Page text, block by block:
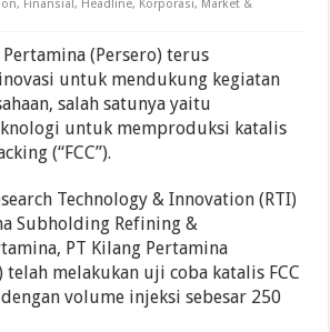
, Finansial, Headline, Korporasi, Market &
(Persero) terus
untuk mendukung kegiatan
salah satunya yaitu
untuk memproduksi katalis
(“FCC”).
Technology & Innovation (RTI)
Subholding Refining &
PT Kilang Pertamina
telah melakukan uji coba katalis FCC
volume injeksi sebesar 250